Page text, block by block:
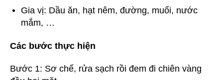
Gia vị: Dầu ăn, hạt nêm, đường, muối, nước
mắm, …
Các bước thực hiện
Bước 1: Sơ chế, rửa sạch rồi đem đi chiên vàng